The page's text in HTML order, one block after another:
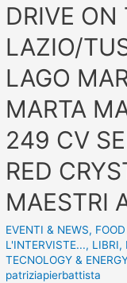
DRIVE
LAZIO/
LAGO
MARTA
249 CV
RED
MAESTRI
EVENTI & NEWS,
L'INTERVISTE..., LIBRI,
TECNOLOGY &
patriziapierbattista